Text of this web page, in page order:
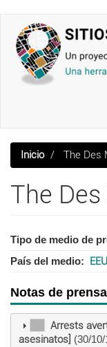
contenido
principal
Inicio The Des
The
Tipo de medio de
País del medio
Notas de
Arrests
asesinatos] (30/